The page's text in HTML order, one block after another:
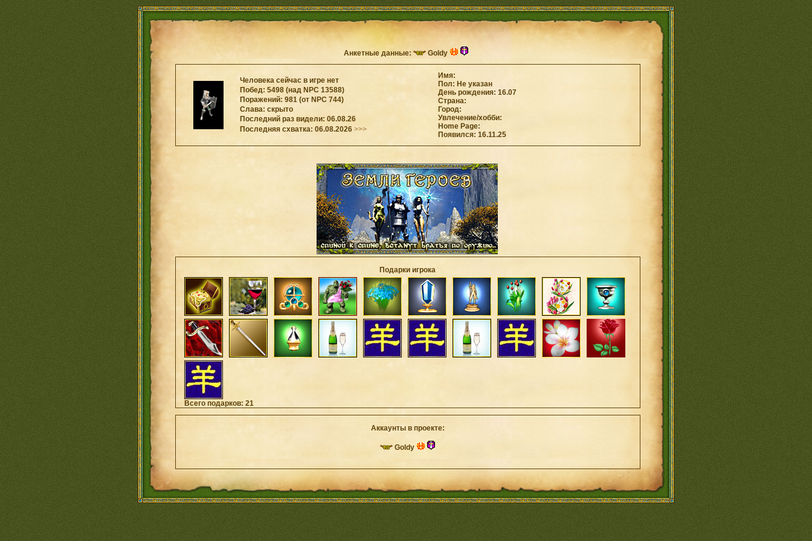
Анкетные данные: Goldy
Человека сейчас в игре нет
Побед: 5498 (над NPC 13588)
Поражений: 981 (от NPC 744)
Слава: скрыто
Последний раз видели: 06.08.26
Последняя схватка: 06.08.2026 >>>
Имя:
Пол: Не указан
День рождения: 16.07
Страна:
Город:
Увлечение/хобби:
Home Page:
Появился: 16.11.25
Подарки игрока
Всего подарков: 21
Аккаунты в проекте:
Goldy